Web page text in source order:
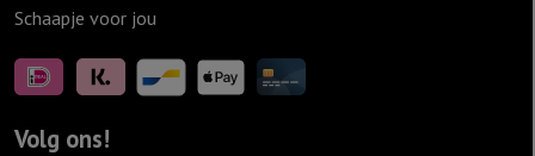
Schaapje voor jou
Volg ons!